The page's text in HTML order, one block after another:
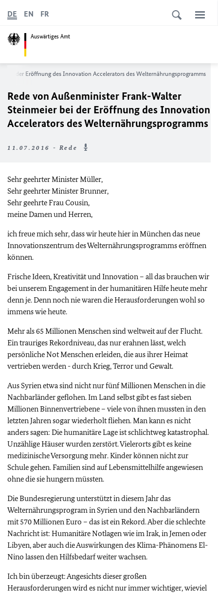
Auswärtiges Amt
DE EN FR
bei der Eröffnung des Innovation Accelerators des Welternährungsprogramms
Rede von Außenminister Frank-Walter
Steinmeier bei der Eröffnung des Innovation
Accelerators des Welternährungsprogramms
11.07.2016 - Rede
Sehr geehrter Minister Müller,
Sehr geehrter Minister Brunner,
Sehr geehrte Frau Cousin,
meine Damen und Herren,
ich freue mich sehr, dass wir heute hier in München das neue
Innovationszentrum des Welternährungsprogramms eröffnen
können.
Frische Ideen, Kreativität und Innovation – all das brauchen wir
bei unserem Engagement in der humanitären Hilfe heute mehr
denn je. Denn noch nie waren die Herausforderungen wohl so
immens wie heute.
Mehr als 65 Millionen Menschen sind weltweit auf der Flucht.
Ein trauriges Rekordniveau, das nur erahnen lässt, welch
persönliche Not Menschen erleiden, die aus ihrer Heimat
vertrieben werden - durch Krieg, Terror und Gewalt.
Aus Syrien etwa sind nicht nur fünf Millionen Menschen in die
Nachbarländer geflohen. Im Land selbst gibt es fast sieben
Millionen Binnenvertriebene – viele von ihnen mussten in den
letzten Jahren sogar wiederholt fliehen. Man kann es nicht
anders sagen: Die humanitäre Lage ist schlichtweg katastrophal.
Unzählige Häuser wurden zerstört. Vielerorts gibt es keine
medizinische Versorgung mehr. Kinder können nicht zur
Schule gehen. Familien sind auf Lebensmittelhilfe angewiesen
ohne die sie hungern müssten.
Die Bundesregierung unterstützt in diesem Jahr das
Welternährungsprogram in Syrien und den Nachbarländern
mit 570 Millionen Euro – das ist ein Rekord. Aber die schlechte
Nachricht ist: Humanitäre Notlagen wie im Irak, in Jemen oder
Libyen, aber auch die Auswirkungen des Klima-Phänomens El-
Nino lassen den Hilfsbedarf weiter wachsen.
Ich bin überzeugt: Angesichts dieser großen
Herausforderungen wird es nicht nur immer wichtiger, wieviel